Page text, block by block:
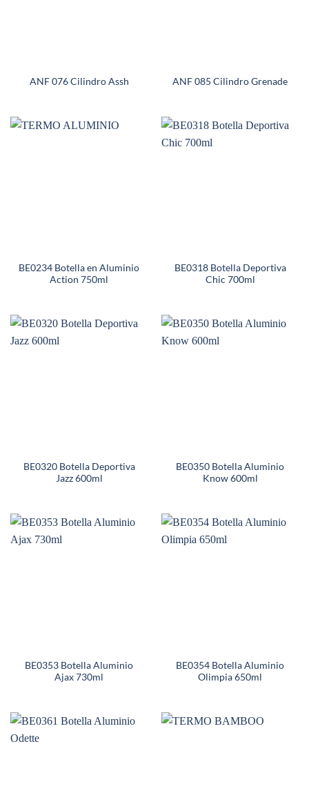
ANF 076 Cilindro Assh ANF 085 Cilindro Grenade
BE0234 Botella en Aluminio
Action 750ml
BE0318 Botella Deportiva
Chic 700ml
BE0320 Botella Deportiva
Jazz 600ml
BE0350 Botella Aluminio
Know 600ml
BE0353 Botella Aluminio
Ajax 730ml
BE0354 Botella Aluminio
Olimpia 650ml